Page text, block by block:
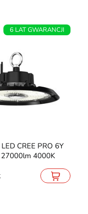
6 LAT GWARANCJI
4000K